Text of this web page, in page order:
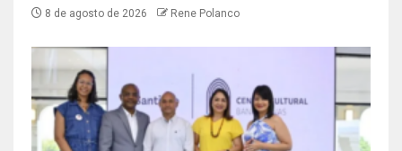
8 de agosto de 2026 Rene Polanco